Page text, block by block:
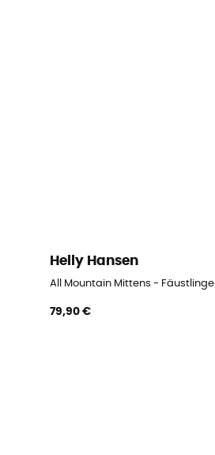
Helly Hansen
All Mountain Mittens - Fäustlinge
79,90 €